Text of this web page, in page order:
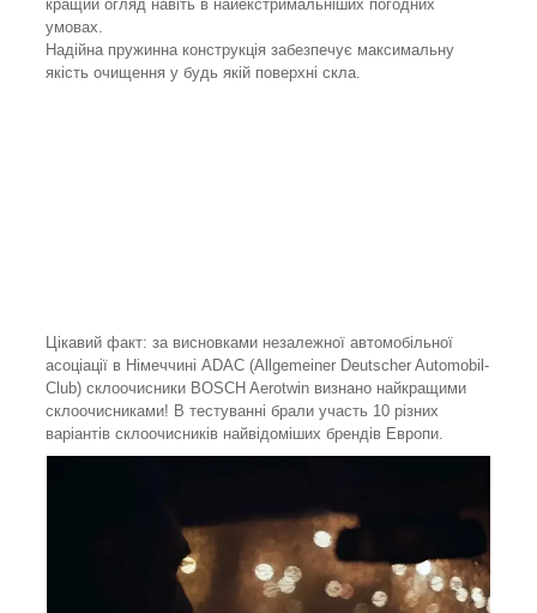
кращий огляд навіть в найекстримальніших погодних
умовах.
Надійна пружинна конструкція забезпечує максимальну
якість очищення у будь якій поверхні скла.
Цікавий факт: за висновками незалежної автомобільної
асоціації в Німеччині ADAC (Allgemeiner Deutscher Automobil-
Club) склоочисники BOSCH Aerotwin визнано найкращими
склоочисниками! В тестуванні брали участь 10 різних
варіантів склоочисників найвідоміших брендів Европи.